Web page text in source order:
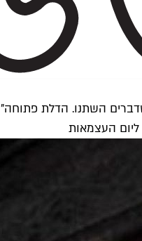
השתנו. הדלת פתוחה"
ליום העצמאות